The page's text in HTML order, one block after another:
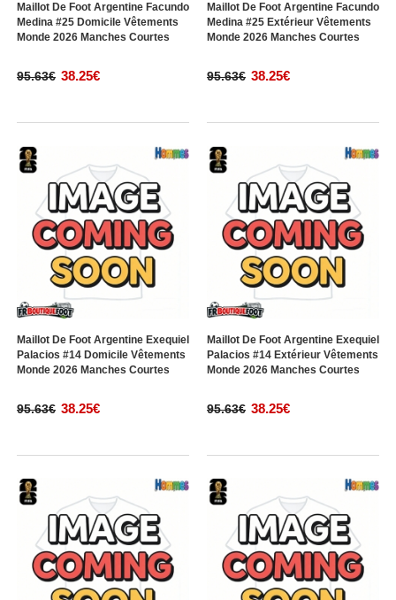
Maillot De Foot Argentine Facundo
Medina #25 Domicile Vêtements
Monde 2026 Manches Courtes
95.63€ 38.25€
Maillot De Foot Argentine Facundo
Medina #25 Extérieur Vêtements
Monde 2026 Manches Courtes
95.63€ 38.25€
Maillot De Foot Argentine Exequiel
Palacios #14 Domicile Vêtements
Monde 2026 Manches Courtes
95.63€ 38.25€
Maillot De Foot Argentine Exequiel
Palacios #14 Extérieur Vêtements
Monde 2026 Manches Courtes
95.63€ 38.25€